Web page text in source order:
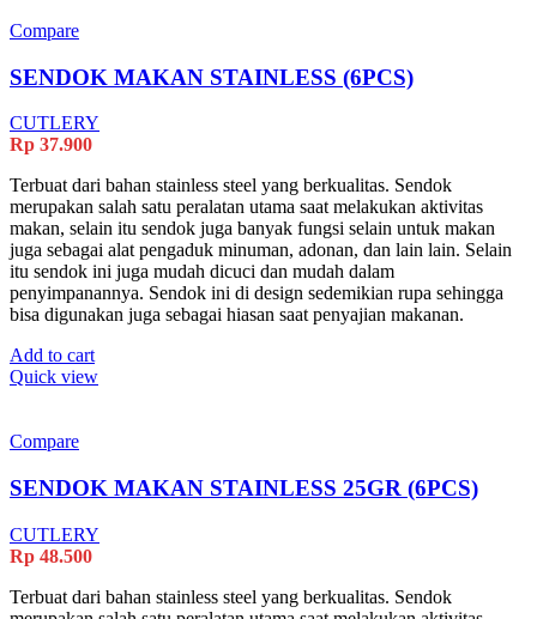
Compare
SENDOK MAKAN STAINLESS (6PCS)
CUTLERY
Rp 37.900
Terbuat dari bahan stainless steel yang berkualitas. Sendok
merupakan salah satu peralatan utama saat melakukan aktivitas
makan, selain itu sendok juga banyak fungsi selain untuk makan
juga sebagai alat pengaduk minuman, adonan, dan lain lain. Selain
itu sendok ini juga mudah dicuci dan mudah dalam
penyimpanannya. Sendok ini di design sedemikian rupa sehingga
bisa digunakan juga sebagai hiasan saat penyajian makanan.
Add to cart
Quick view
Compare
SENDOK MAKAN STAINLESS 25GR (6PCS)
CUTLERY
Rp 48.500
Terbuat dari bahan stainless steel yang berkualitas. Sendok